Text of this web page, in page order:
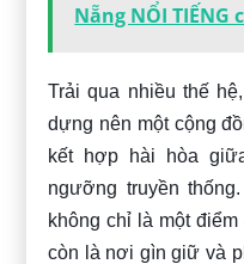
Nẵng NỔI
Trải qua nhiều thế
dựng nên một cộng
kết hợp hài hòa
ngưỡng truyền
không chỉ là một
còn là nơi gìn giữ và